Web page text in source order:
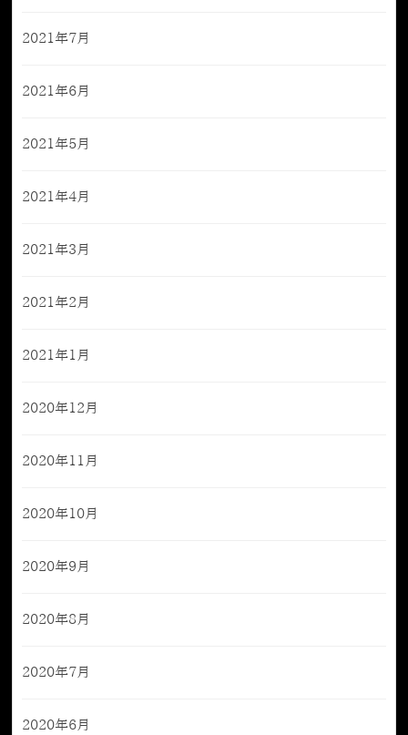
2021年7月
2021年6月
2021年5月
2021年4月
2021年3月
2021年2月
2021年1月
2020年12月
2020年11月
2020年10月
2020年9月
2020年8月
2020年7月
2020年6月